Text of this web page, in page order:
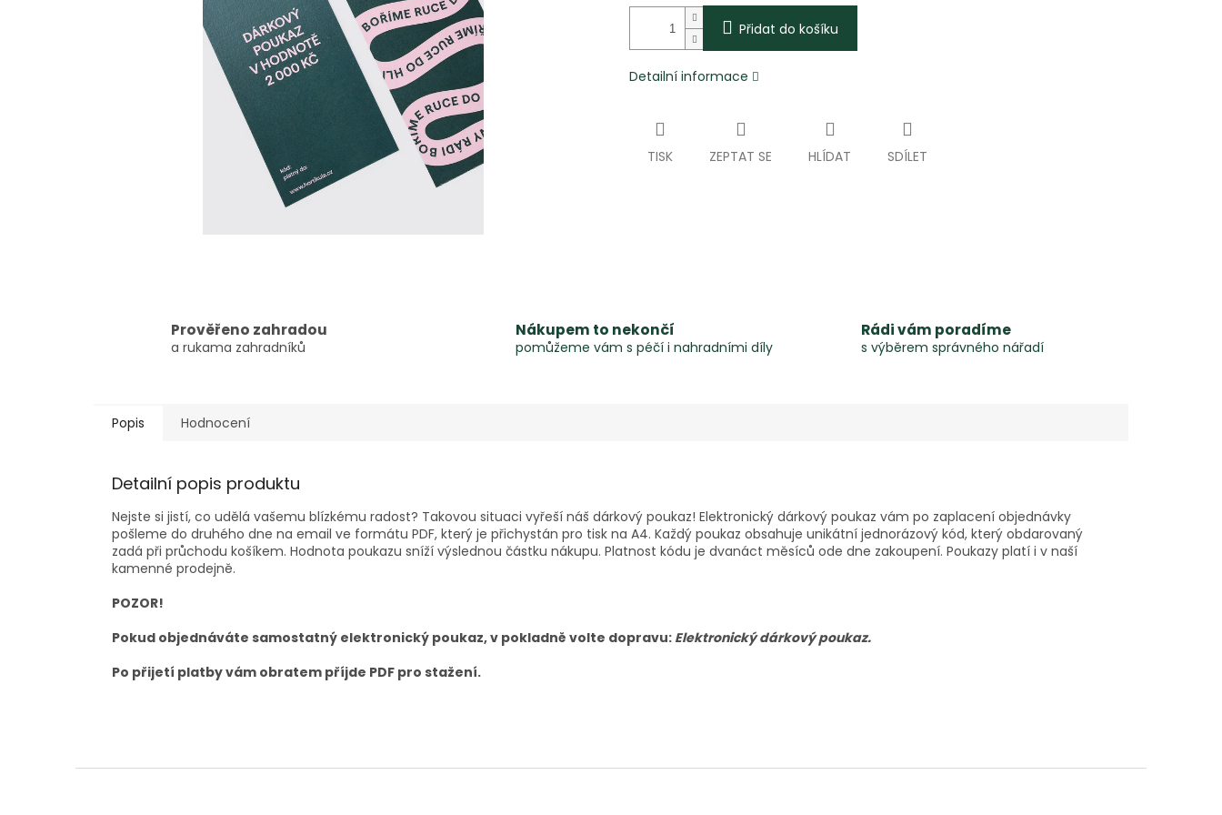
Přidat do košíku
Detailní informace
TISK ZEPTAT SE HLÍDAT SDÍLET
Prověřeno zahradou
a rukama zahradníků
Nákupem to nekončí
pomůžeme vám s péčí i nahradními díly
Rádi vám poradíme
s výběrem správného nářadí
Popis Hodnocení
Detailní popis produktu
Nejste si jistí, co udělá vašemu blízkému radost? Takovou situaci vyřeší náš dárkový poukaz! Elektronický dárkový poukaz vám po zaplacení objednávky
pošleme do druhého dne na email ve formátu PDF, který je přichystán pro tisk na A4. Každý poukaz obsahuje unikátní jednorázový kód, který obdarovaný
zadá při průchodu košíkem. Hodnota poukazu sníží výslednou částku nákupu. Platnost kódu je dvanáct měsíců ode dne zakoupení. Poukazy platí i v naší
kamenné prodejně.
POZOR!
Pokud objednáváte samostatný elektronický poukaz, v pokladně volte dopravu: Elektronický dárkový poukaz.
Po přijetí platby vám obratem příjde PDF pro stažení.